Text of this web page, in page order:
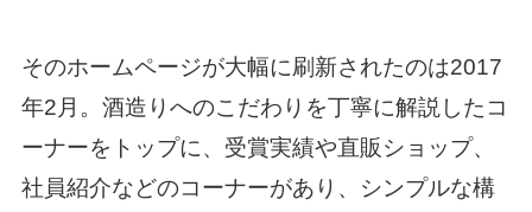
そのホームページが大幅に刷新されたのは2017
年2月。酒造りへのこだわりを丁寧に解説したコ
ーナーをトップに、受賞実績や直販ショップ、
社員紹介などのコーナーがあり、シンプルな構